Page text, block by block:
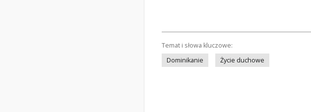
Temat i słowa kluczowe:
Dominikanie
Życie duchowe